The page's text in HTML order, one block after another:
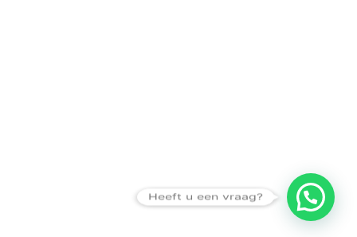
Heeft u een vraag?